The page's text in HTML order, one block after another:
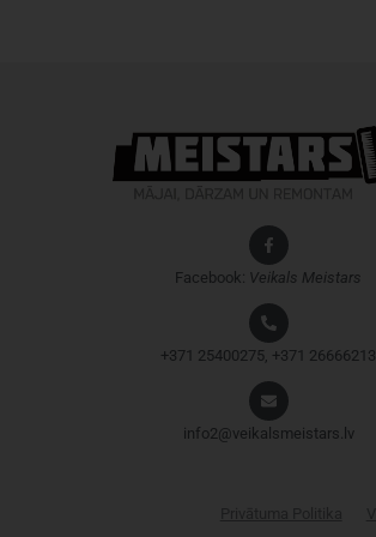
Facebook: Veikals Meistars
+371 25400275, +371 26666213
info2@veikalsmeistars.lv